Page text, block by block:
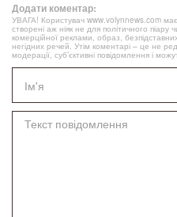
Додати коментар:
УВАГА! Користувач www.volynnews.com
створені аж ніяк не для політичного піару
комерційної реклами, образ,
негідних речей. Утім коментарі – це не
модерації, суб’єктивні повідомлення і